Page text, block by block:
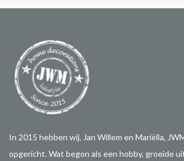
In 2015 hebben wij, Jan Willem en Mariëlla,
opgericht. Wat begon als een hobby, groeide